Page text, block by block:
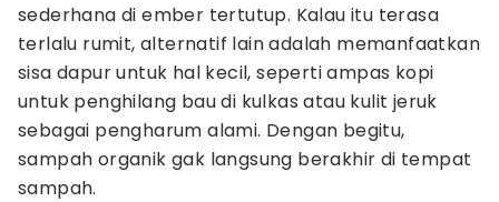
sederhana di ember tertutup. Kalau itu terasa
terlalu rumit, alternatif lain adalah memanfaatkan
sisa dapur untuk hal kecil, seperti ampas kopi
untuk penghilang bau di kulkas atau kulit jeruk
sebagai pengharum alami. Dengan begitu,
sampah organik gak langsung berakhir di tempat
sampah.